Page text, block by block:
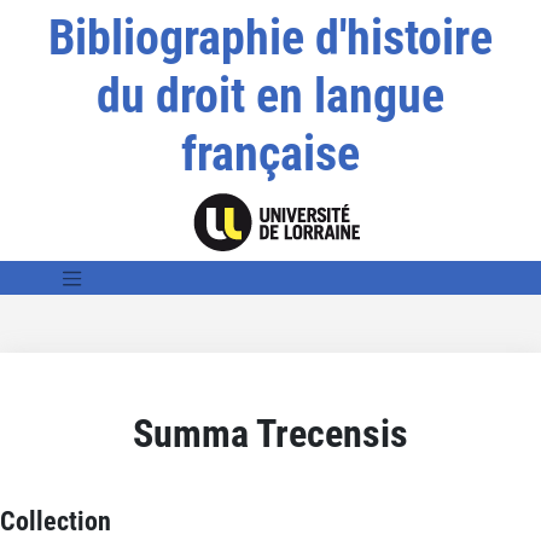
Bibliographie d'histoire
du droit en langue
française
Summa Trecensis
Collection